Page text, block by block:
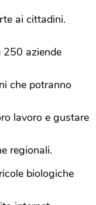
ai cittadini.
250 aziende
che potranno
lavoro e gustare
regionali.
biologiche